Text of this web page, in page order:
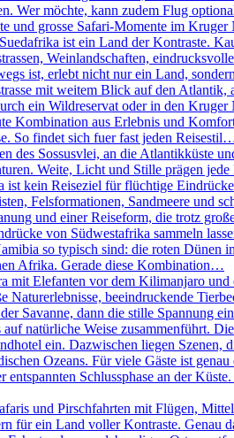
Wer möchte, kann zudem Flug
und grosse Safari-Momente im
ist ein Land der Kontraste.
Weinlandschaften,
ist, erlebt nicht nur ein Land,
mit weitem Blick auf den
ein Wildreservat oder in den
Kombination aus Erlebnis und
So findet sich fuer fast jeden
des Sossusvlei, an die Atlantikküste
Weite, Licht und Stille prägen
kein Reiseziel für flüchtige
Felsformationen, Sandmeere
und einer Reiseform, die trotz
von Südwestafrika sammeln
so typisch sind: die roten
Afrika. Gerade diese Kombination…
mit Elefanten vor dem Kilimanjaro
beeindruckende
Savanne, dann die stille Spannung
natürliche Weise zusammenführt.
ein. Dazwischen liegen
Ozeans. Für viele Gäste ist
Schlussphase an der
und Pirschfahrten mit Flügen,
für ein Land voller Kontraste. Genau